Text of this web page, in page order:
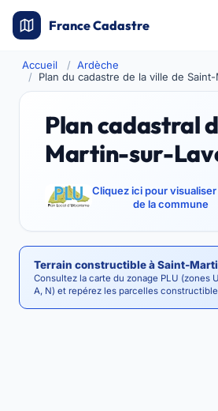
France Cadastre
Accueil
Ardèche
Plan du cadastre de la ville de
Plan cadastral
Martin-sur-
Cliquez ici pour visualiser
de la commune
Terrain constructible à Saint-
Consultez la carte du zonage PLU (zones
A, N) et repérez les parcelles